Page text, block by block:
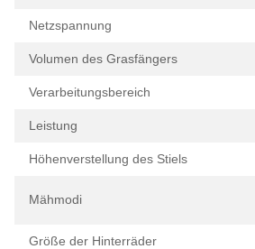
Netzspannung
Volumen des Grasfängers
Verarbeitungsbereich
Leistung
Höhenverstellung des Stiels
Mähmodi
Größe der Hinterräder